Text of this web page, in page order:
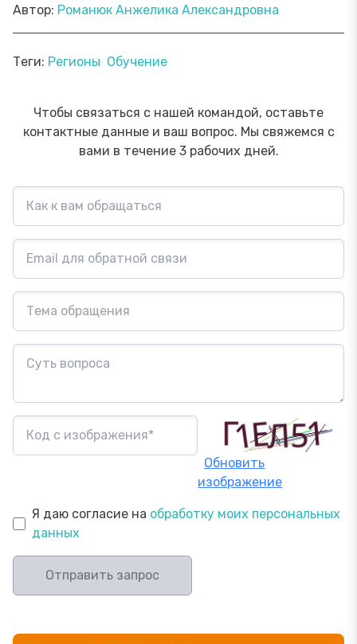
Автор: Романюк Анжелика Александровна
Теги: Регионы Обучение
Чтобы связаться с нашей командой, оставьте
контактные данные и ваш вопрос. Мы свяжемся с
вами в течение 3 рабочих дней.
Обновить
изображение
Я даю согласие на обработку моих персональных
данных
Отправить запрос